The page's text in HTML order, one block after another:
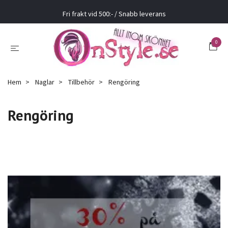
Fri frakt vid 500:- / Snabb leverans
0
Hem Naglar Tillbehör Rengöring
Rengöring